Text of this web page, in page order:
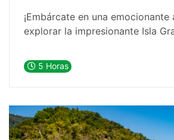
¡Embárcate en una emocionante
explorar la impresionante Isla
Aventureiro! Este tour te llevará
los destinos más hermosos de
5 Horas